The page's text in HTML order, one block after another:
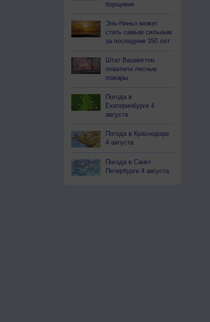
борщевик
Эль-Ниньо может
стать самым сильным
за последние 150 лет
Штат Вашингтон
охватили лесные
пожары
Погода в
Екатеринбурге 4
августа
Погода в Краснодаре
4 августа
Погода в Санкт-
Петербурге 4 августа